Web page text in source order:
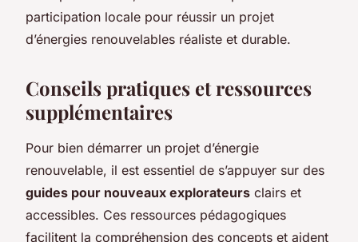
participation locale pour réussir un projet
d’énergies renouvelables réaliste et durable.
Conseils pratiques et ressources
supplémentaires
Pour bien démarrer un projet d’énergie
renouvelable, il est essentiel de s’appuyer sur des
guides pour nouveaux explorateurs clairs et
accessibles. Ces ressources pédagogiques
facilitent la compréhension des concepts et aident